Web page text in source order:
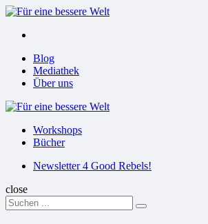
Menu
Menu
Blog
Mediathek
Über uns
Für
Workshops
Bücher
SuchenNewsletter 4 Good Rebels!
close
Search
for:
Suchen